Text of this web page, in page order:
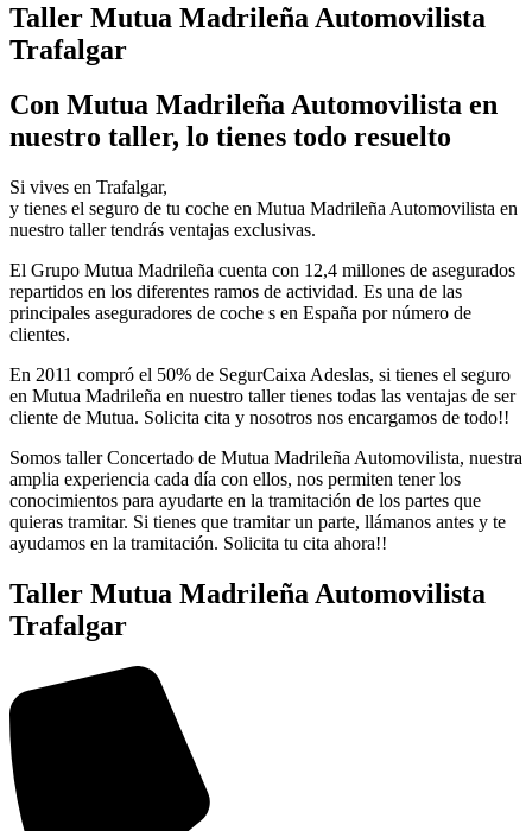
Taller Mutua Madrileña Automovilista
Trafalgar
Con Mutua Madrileña Automovilista en
nuestro taller, lo tienes todo resuelto
Si vives en Trafalgar,
y tienes el seguro de tu coche en Mutua Madrileña Automovilista en
nuestro taller tendrás ventajas exclusivas.
El Grupo Mutua Madrileña cuenta con 12,4 millones de asegurados
repartidos en los diferentes ramos de actividad. Es una de las
principales aseguradores de coche s en España por número de
clientes.
En 2011 compró el 50% de SegurCaixa Adeslas, si tienes el seguro
en Mutua Madrileña en nuestro taller tienes todas las ventajas de ser
cliente de Mutua. Solicita cita y nosotros nos encargamos de todo!!
Somos taller Concertado de Mutua Madrileña Automovilista, nuestra
amplia experiencia cada día con ellos, nos permiten tener los
conocimientos para ayudarte en la tramitación de los partes que
quieras tramitar. Si tienes que tramitar un parte, llámanos antes y te
ayudamos en la tramitación. Solicita tu cita ahora!!
Taller Mutua Madrileña Automovilista
Trafalgar